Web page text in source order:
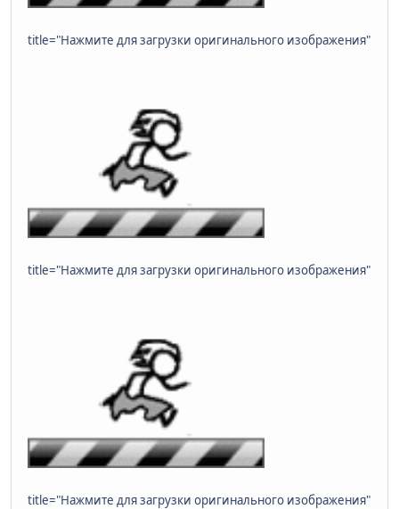
title="Нажмите для загрузки оригинального изображения"
title="Нажмите для загрузки оригинального изображения"
title="Нажмите для загрузки оригинального изображения"